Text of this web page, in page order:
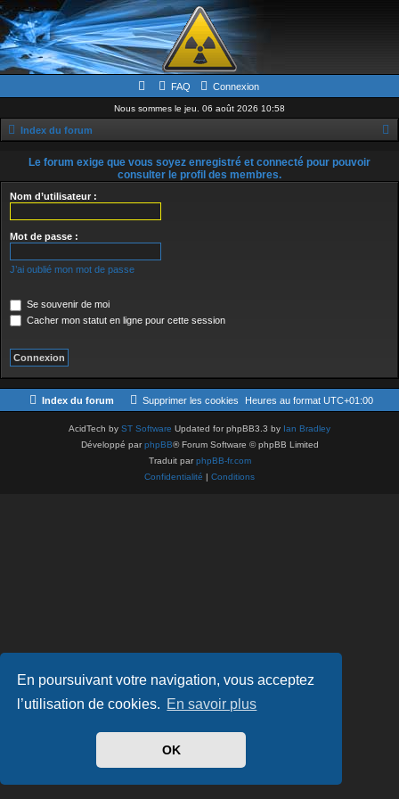
En poursuivant votre navigation, vous acceptez
l’utilisation de cookies. En savoir plus
OK
FAQ Connexion
Nous sommes le jeu. 06 août 2026 10:58
Index du forum
Le forum exige que vous soyez enregistré et connecté pour pouvoir
consulter le profil des membres.
Nom d’utilisateur :
Mot de passe :
J’ai oublié mon mot de passe
Se souvenir de moi
Cacher mon statut en ligne pour cette session
Index du forum Heures au format UTC+01:00
Supprimer les cookies
AcidTech by ST Software Updated for phpBB3.3 by Ian Bradley
Développé parphpBB® Forum Software © phpBB Limited
Traduit parphpBB-fr.com
Confidentialité | Conditions